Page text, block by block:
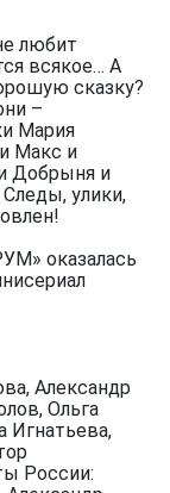
любит
всякое… А
сказку?
–
Мария
Макс и
Добрыня и
улики,
оказалась
Александр
Ольга
Игнатьева,
России: